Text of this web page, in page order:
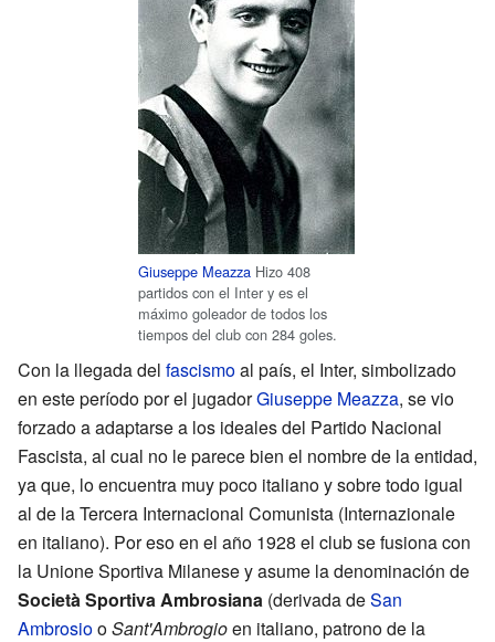
Giuseppe Meazza Hizo 408
partidos con el Inter y es el
máximo goleador de todos los
tiempos del club con 284 goles.
Con la llegada del fascismoal país, el Inter, simbolizado
en este período por el jugadorGiuseppe Meazza, se vio
forzado a adaptarse a los ideales del Partido Nacional
Fascista, al cual no le parece bien el nombre de la entidad,
ya que, lo encuentra muy poco italiano y sobre todo igual
al de la Tercera Internacional Comunista (Internazionale
en italiano). Por eso en el año 1928 el club se fusiona con
la Unione Sportiva Milanese y asume la denominación de
Società Sportiva Ambrosiana (derivada deSan
AmbrosiooSant'Ambrogioen italiano, patrono de la